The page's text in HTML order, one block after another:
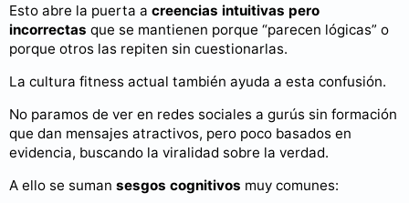
Esto abre la puerta a creencias intuitivas pero
incorrectas que se mantienen porque “parecen lógicas” o
porque otros las repiten sin cuestionarlas.
La cultura fitness actual también ayuda a esta confusión.
No paramos de ver en redes sociales a gurús sin formación
que dan mensajes atractivos, pero poco basados en
evidencia, buscando la viralidad sobre la verdad.
A ello se suman sesgos cognitivos muy comunes: